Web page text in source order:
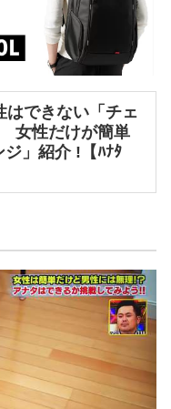
はできない「チェ
性だけが簡単
」紹介 !【ﾊﾅﾀ